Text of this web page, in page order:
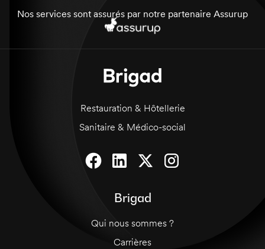
classiques et des mojitos, et de vous adapter
aux différentes demandes des clients. Vous
votre travail. Vous travaillerez samedi prochain
de 15h à 23h. N'hésitez pas à nous contacter
Nos services sont assurés par notre partenaire Assurup
Restauration & Hôtellerie
Sanitaire & Médico-social
Brigad
Qui nous sommes ?
Carrières